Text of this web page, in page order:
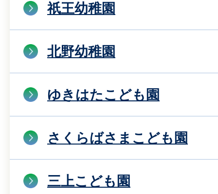
祇王幼稚園
北野幼稚園
ゆきはたこども園
さくらばさまこども園
三上こども園